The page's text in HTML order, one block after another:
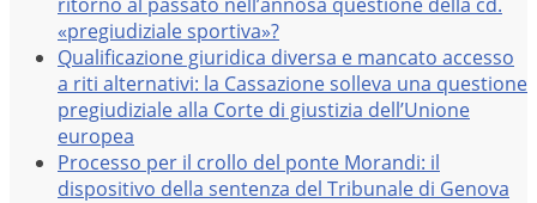
«pregiudiziale sportiva»?
Qualificazione giuridica diversa e mancato accesso
a riti alternativi: la Cassazione solleva una questione
pregiudiziale alla Corte di giustizia dell’Unione
europea
Processo per il crollo del ponte Morandi: il
dispositivo della sentenza del Tribunale di Genova